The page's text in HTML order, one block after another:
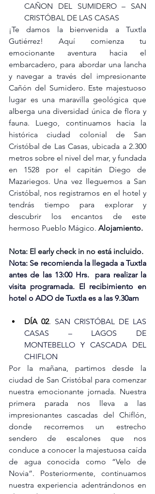
CAÑON DEL SUMIDERO – SAN
CRISTÓBAL DE LAS CASAS
¡Te damos la bienvenida a Tuxtla
Gutiérrez! Aquí comienza tu
emocionante aventura hacia el
embarcadero, para abordar una lancha
y navegar a través del impresionante
Cañón del Sumidero. Este majestuoso
lugar es una maravilla geológica que
alberga una diversidad única de flora y
fauna. Luego, continuamos hacia la
histórica ciudad colonial de San
Cristóbal de Las Casas, ubicada a 2.300
metros sobre el nivel del mar, y fundada
en 1528 por el capitán Diego de
Mazariegos. Una vez lleguemos a San
Cristóbal, nos registramos en el hotel y
tendrás tiempo para explorar y
descubrir los encantos de este
hermoso Pueblo Mágico. Alojamiento.
Nota: El early check in no está incluido.
Nota: Se recomienda la llegada a Tuxtla
antes de las 13:00 Hrs.  para realizar la
visita programada. El recibimiento en
hotel o ADO de Tuxtla es a las 9.30am
DÍA 02. SAN CRISTÓBAL DE LAS
CASAS – LAGOS DE
MONTEBELLO Y CASCADA DEL
CHIFLON
Por la mañana, partimos desde la
ciudad de San Cristóbal para comenzar
nuestra emocionante jornada. Nuestra
primera parada nos lleva a las
impresionantes cascadas del Chiflón,
donde recorremos un estrecho
sendero de escalones que nos
conduce a conocer la majestuosa caída
de agua conocida como “Velo de
Novia”. Posteriormente, continuamos
nuestra experiencia adentrándonos en